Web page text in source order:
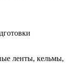
ленты, кельмы,